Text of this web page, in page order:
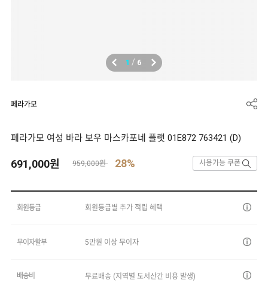
1 / 6
페라가모
페라가모 여성 바라 보우 마스카포네 플랫 01E872 763421 (D)
691,000원 959,000원 28% 사용가능 쿠폰
회원등급 회원등급별 추가 적립 혜택
무이자할부 5만원 이상 무이자
배송비 무료배송 (지역별 도서산간 비용 발생)